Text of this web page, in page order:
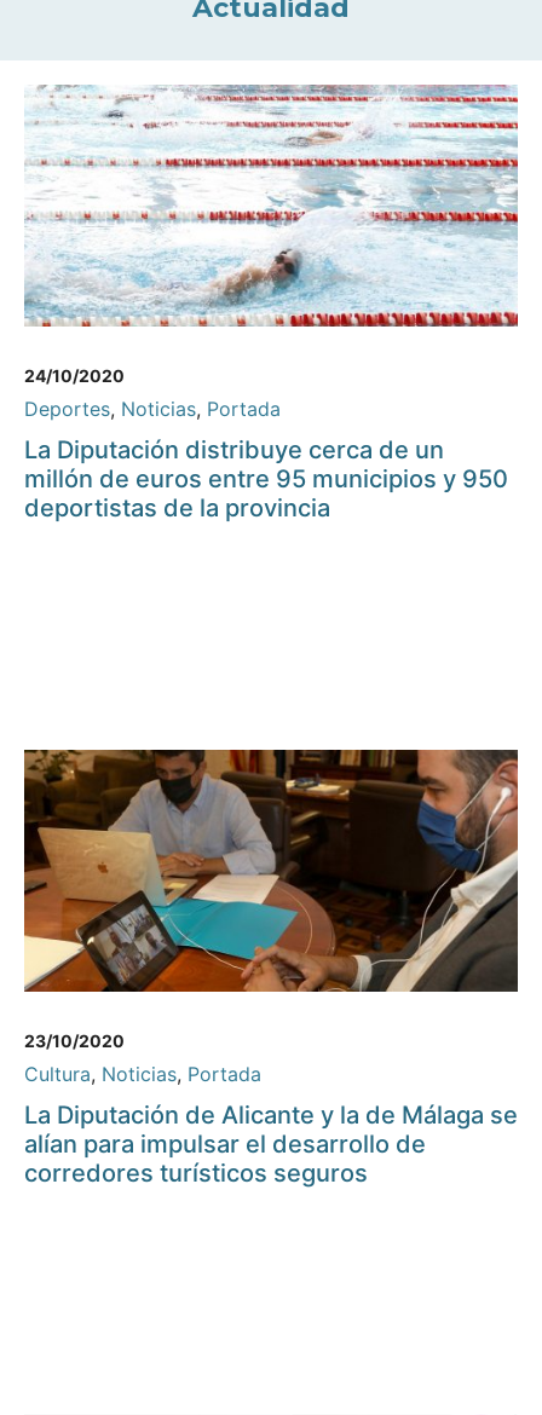
Actualidad
24/10/2020
Deportes, Noticias, Portada
La Diputación distribuye cerca de un
millón de euros entre 95 municipios y 950
deportistas de la provincia
23/10/2020
Cultura, Noticias, Portada
La Diputación de Alicante y la de Málaga se
alían para impulsar el desarrollo de
corredores turísticos seguros